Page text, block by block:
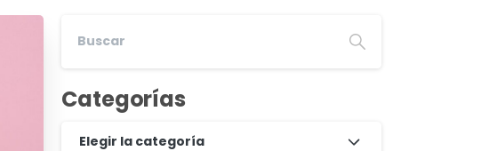
Categorías
Elegir la categoría